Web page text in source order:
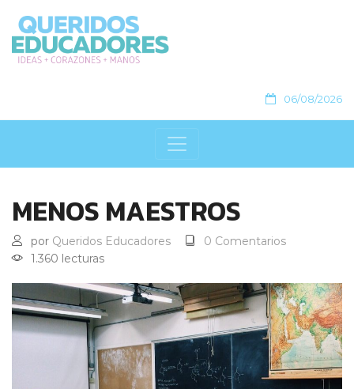
06/08/2026
MENOS MAESTROS
por Queridos Educadores
0 Comentarios
1.360 lecturas